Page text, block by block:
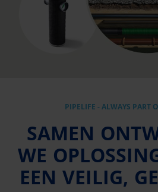
PIPELIFE - ALWAYS PART
SAMEN
WE
EEN VEILIG,